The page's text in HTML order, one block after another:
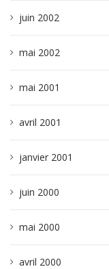
juin 2002
mai 2002
mai 2001
avril 2001
janvier 2001
juin 2000
mai 2000
avril 2000